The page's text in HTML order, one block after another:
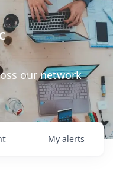
our network
My alerts